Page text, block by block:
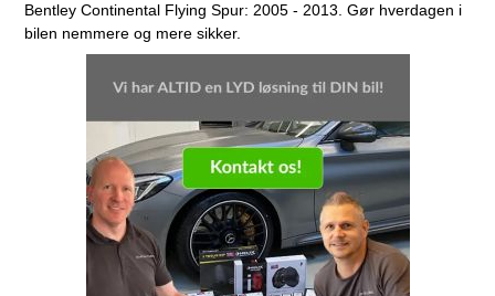
Bentley Continental Flying Spur: 2005 - 2013. Gør hverdagen i
bilen nemmere og mere sikker.